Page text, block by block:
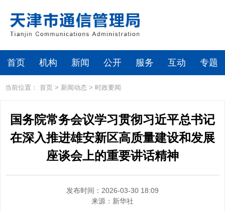
首页 机构 新闻 公开 服务 互动 专题
当前位置： 首页 > 新闻动态 > 时政要闻
国务院常务会议学习贯彻习近平总书记
在深入推进雄安新区高质量建设和发展
座谈会上的重要讲话精神
发布时间：2026-03-30 18:09
来源： 新华社